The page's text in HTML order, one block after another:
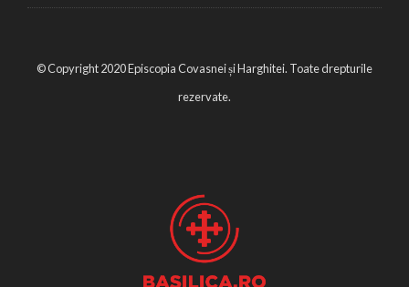
© Copyright 2020 Episcopia Covasnei și Harghitei. Toate drepturile
rezervate.